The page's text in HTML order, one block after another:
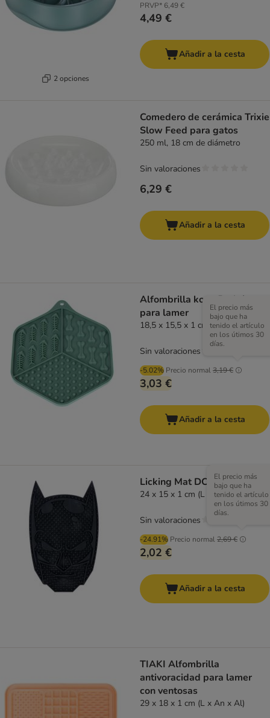
2 opciones
PRVP* 6,49 €
4,49 €
Añadir a la cesta
Comedero de cerámica Trixie
Slow Feed para gatos
250 ml, 18 cm de diámetro
6,29 €
Sin valoraciones
Añadir a la cesta
Alfombrilla kooa Bathtime
para lamer
18,5 x 15,5 x 1 cm (L x An x Al)
-5.02% Precio normal3,19 €
El precio más
bajo que ha
tenido el artículo
en los útimos 30
días.
3,03 €
Sin valoraciones
Añadir a la cesta
Licking Mat DC Batman
24 x 15 x 1 cm (L x An x Al)
-24.91% Precio normal2,69 €
El precio más
bajo que ha
tenido el artículo
en los útimos 30
días.
2,02 €
Sin valoraciones
Añadir a la cesta
TIAKI Alfombrilla
antivoracidad para lamer
con ventosas
29 x 18 x 1 cm (L x An x Al)